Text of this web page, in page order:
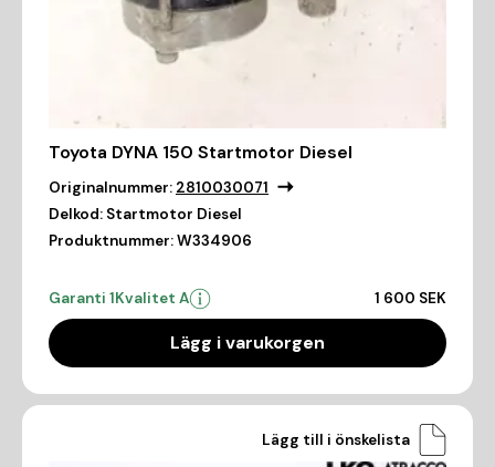
Toyota DYNA 150 Startmotor Diesel
Originalnummer: 2810030071
Delkod: Startmotor Diesel
Produktnummer:W334906
Garanti 1Kvalitet A 1 600 SEK
Lägg i varukorgen
Lägg till i önskelista